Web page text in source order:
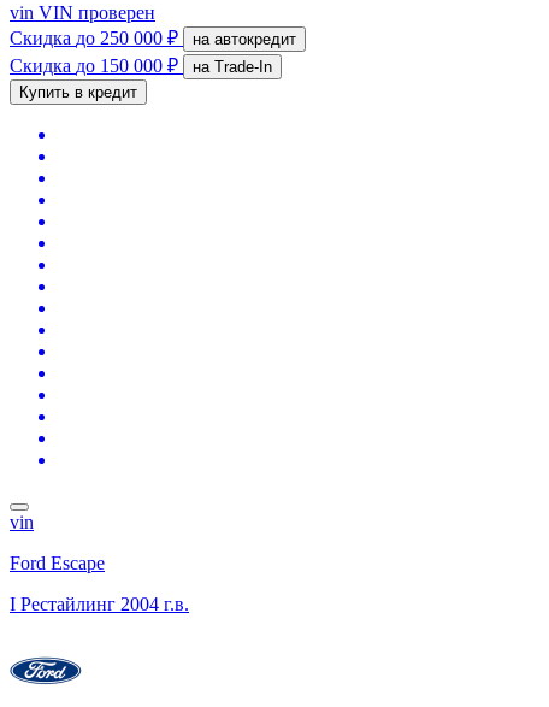
vin VIN проверен
Скидка до 250 000 ₽ на автокредит
Скидка до 150 000 ₽
на Trade-In
Купить в кредит
vin
Ford Escape
I Рестайлинг 2004 г.в.